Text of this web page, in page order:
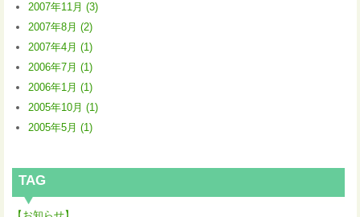
2007年11月 (3)
2007年8月 (2)
2007年4月 (1)
2006年7月 (1)
2006年1月 (1)
2005年10月 (1)
2005年5月 (1)
TAG